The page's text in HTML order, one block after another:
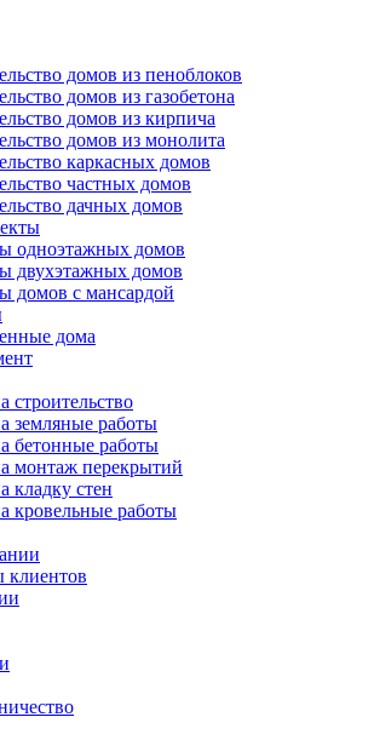
домов из пеноблоков
домов из газобетона
домов из кирпича
домов из монолита
каркасных домов
частных домов
дачных домов
одноэтажных домов
двухэтажных домов
домов с мансардой
дома
строительство
земляные работы
бетонные работы
монтаж перекрытий
кладку стен
кровельные работы